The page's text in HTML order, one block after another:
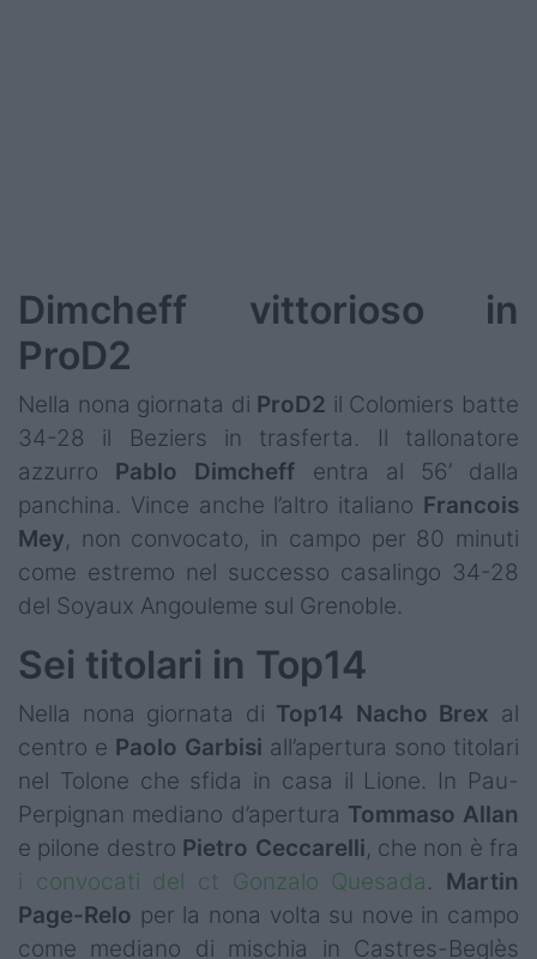
Dimcheff vittorioso in
ProD2
Nella nona giornata di ProD2 il Colomiers batte
34-28 il Beziers in trasferta. Il tallonatore
azzurro Pablo Dimcheff entra al 56’ dalla
panchina. Vince anche l’altro italiano Francois
Mey, non convocato, in campo per 80 minuti
come estremo nel successo casalingo 34-28
del Soyaux Angouleme sul Grenoble.
Sei titolari in Top14
Nella nona giornata di Top14 Nacho Brex al
centro e Paolo Garbisi all’apertura sono titolari
nel Tolone che sfida in casa il Lione. In Pau-
Perpignan mediano d’apertura Tommaso Allan
e pilone destro Pietro Ceccarelli, che non è fra
i convocati del ct Gonzalo Quesada. Martin
Page-Relo per la nona volta su nove in campo
come mediano di mischia in Castres-Beglès